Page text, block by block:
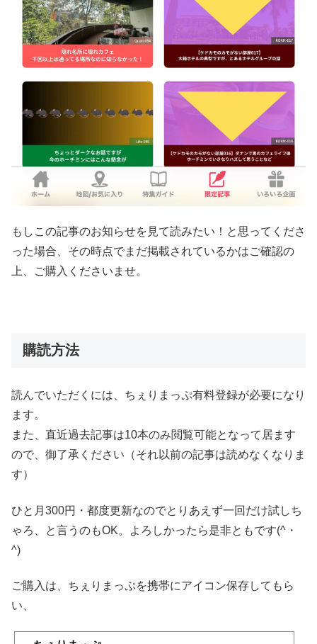
もしこの記事のお知らせを見て読みたい！と思ってくださ
った場合、その時点でまだ掲載されているかはご確認の
上、ご購入くださいませ。
購読方法
読んでいただくには、ちぇりまっぷ有料登録が必要になり
ます。
また、直近過去記事は10本のみ閲覧可能となって居ます
ので、御了承ください（それ以前の記事は読めなくなりま
す）
ひと月300円・都度更新なのでとりあえず一回だけ試しち
ゃろ、と言うのもOK。よろしかったら是非ともです(^・
^)
ご購入は、ちぇりまっぷを携帯にアイコン保存してもら
い、